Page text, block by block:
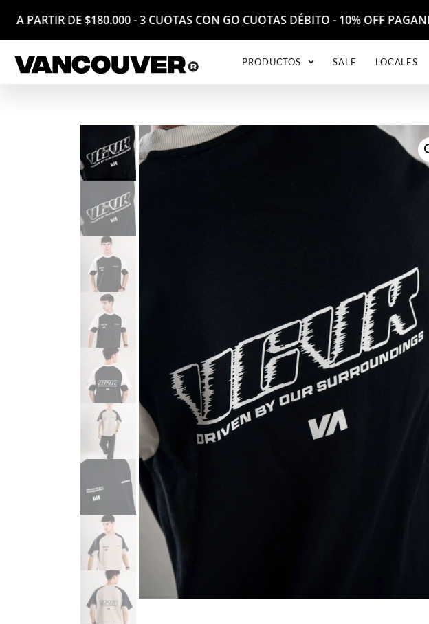
DE $180.000 - 3 CUOTAS CON GO CUOTAS DÉBITO - 10% OFF
PRODUCTOS SALE LOCALES